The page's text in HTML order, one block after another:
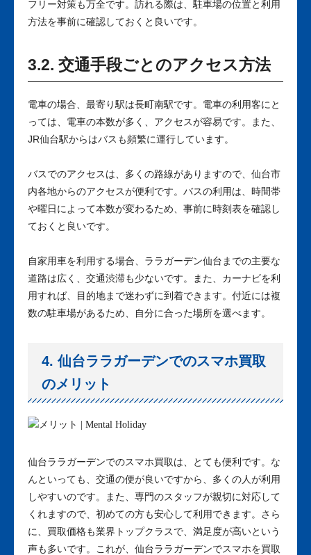
フリー対策も万全です。訪れる際は、駐車場の位置と利用
方法を事前に確認しておくと良いです。
3.2. 交通手段ごとのアクセス方法
電車の場合、最寄り駅は長町南駅です。電車の利用客にと
っては、電車の本数が多く、アクセスが容易です。また、
JR仙台駅からはバスも頻繁に運行しています。
バスでのアクセスは、多くの路線がありますので、仙台市
内各地からのアクセスが便利です。バスの利用は、時間帯
や曜日によって本数が変わるため、事前に時刻表を確認し
ておくと良いです。
自家用車を利用する場合、ララガーデン仙台までの主要な
道路は広く、交通渋滞も少ないです。また、カーナビを利
用すれば、目的地まで迷わずに到着できます。付近には複
数の駐車場があるため、自分に合った場所を選べます。
4. 仙台ララガーデンでのスマホ買取
のメリット
仙台ララガーデンでのスマホ買取は、とても便利です。な
んといっても、交通の便が良いですから、多くの人が利用
しやすいのです。また、専門のスタッフが親切に対応して
くれますので、初めての方も安心して利用できます。さら
に、買取価格も業界トップクラスで、満足度が高いという
声も多いです。これが、仙台ララガーデンでスマホを買取